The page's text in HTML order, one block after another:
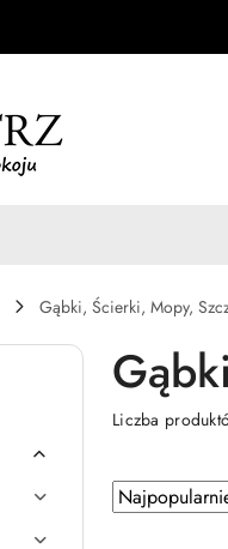
Gąbki, Ścierki, Mopy,
Liczba
Zastosowano
sortowanie:
Sortuj
według